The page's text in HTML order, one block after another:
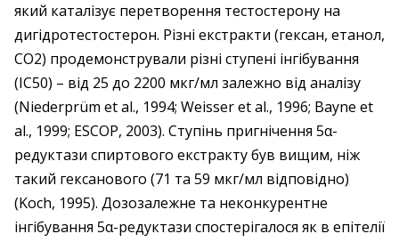
який каталізує перетворення тестостерону на
дигідротестостерон. Різні екстракти (гексан, етанол,
CO2) продемонстрували різні ступені інгібування
(IC50) – від 25 до 2200 мкг/мл залежно від аналізу
(Niederprüm et al., 1994; Weisser et al., 1996; Bayne et
al., 1999; ESCOP, 2003). Ступінь пригнічення 5α-
редуктази спиртового екстракту був вищим, ніж
такий гексанового (71 та 59 мкг/мл відповідно)
(Koch, 1995). Дозозалежне та неконкурентне
інгібування 5α-редуктази спостерігалося як в епітелії